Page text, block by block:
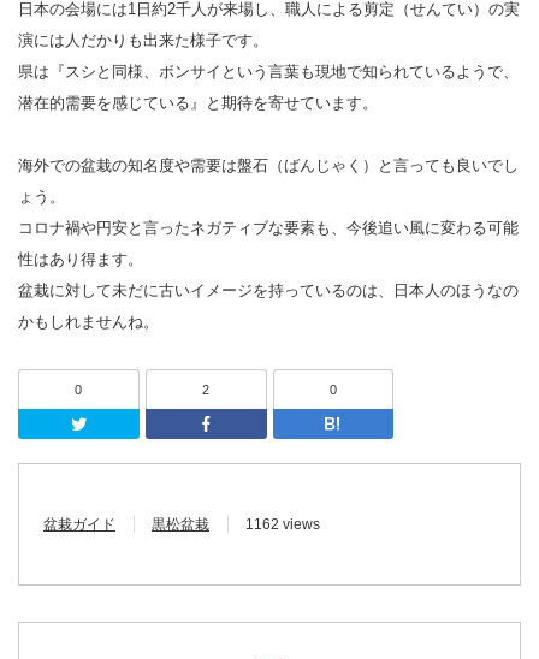
日本の会場には1日約2千人が来場し、職人による剪定（せんてい）の実
演には人だかりも出来た様子です。
県は『スシと同様、ボンサイという言葉も現地で知られているようで、
潜在的需要を感じている』と期待を寄せています。
海外での盆栽の知名度や需要は盤石（ばんじゃく）と言っても良いでし
ょう。
コロナ禍や円安と言ったネガティブな要素も、今後追い風に変わる可能
性はあり得ます。
盆栽に対して未だに古いイメージを持っているのは、日本人のほうなの
かもしれませんね。
0
Twitter
2
Facebook
0
盆栽ガイド 黒松盆栽 1162 views